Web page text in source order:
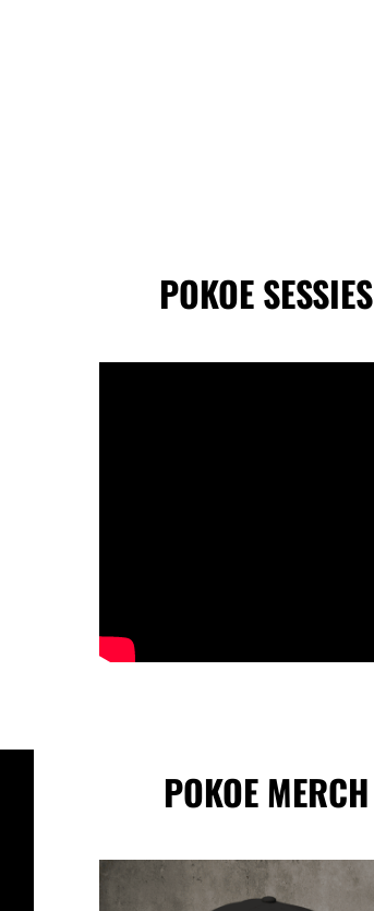
POKOE SESSIES
POKOE MERCH